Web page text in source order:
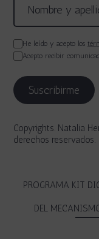
He leído y acepto los
Acepto recibir
Copyrights. Natalia
derechos reservados.
PROGRAMA KIT
DEL